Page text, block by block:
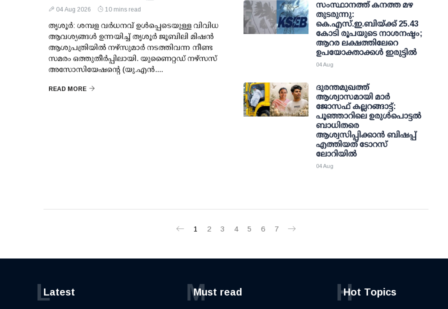
04 Aug 2026 10 mins read
തൃശൂര്‍: ശമ്പള വര്‍ധനവ് ഉള്‍പ്പെടെയുള്ള വിവിധ
ആവശ്യങ്ങള്‍ ഉന്നയിച്ച് തൃശൂര്‍ ജൂബിലി മിഷന്‍
ആശുപത്രിയില്‍ നഴ്സുമാര്‍ നടത്തിവന്ന നീണ്ട
സമരം ഒത്തുതീര്‍പ്പിലായി. യുണൈറ്റഡ് നഴ്സസ്
അസോസിയേഷന്റെ (യു.എന്‍....
READ MORE
സംസ്ഥാനത്ത് കനത്ത മഴ
തുടരുന്നു:
കെ.എസ്.ഇ.ബിയ്ക്ക് 25.43
കോടി രൂപയുടെ നാശനഷ്ടം;
ആറര ലക്ഷത്തിലേറെ
ഉപയോക്താക്കള്‍ ഇരുട്ടില്‍
04 Aug
ദുരന്തമുഖത്ത്
ആശ്വാസമായി മാര്‍
ജോസഫ് കല്ലറങ്ങാട്ട്:
പൂഞ്ഞാറിലെ ഉരുള്‍പൊട്ടല്‍
ബാധിതരെ
ആശ്വസിപ്പിക്കാന്‍ ബിഷപ്പ്
എത്തിയത് ടോറസ്
ലോറിയില്‍
04 Aug
1 2 3 4 5 6 7
Latest
L Must read
M Hot Topics
H